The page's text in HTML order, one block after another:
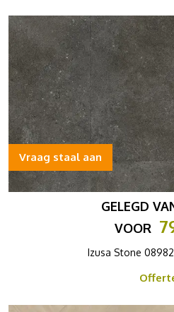
GELEGD
VOOR
Izusa Stone
Vraag staal aan